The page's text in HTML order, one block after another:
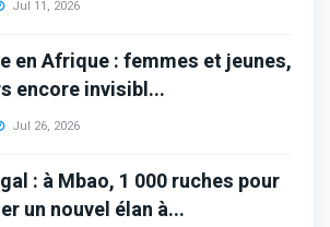
Jul 11, 2026
en Afrique : femmes et jeunes,
encore invisibl...
Jul 26, 2026
: à Mbao, 1 000 ruches pour
un nouvel élan à...